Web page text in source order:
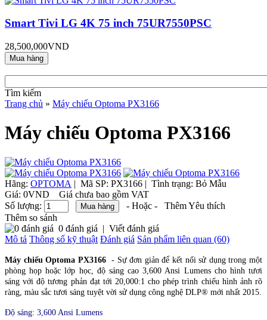
Smart Tivi LG 4K 75 inch 75UR7550PSC
28,500,000VND
Tìm kiếm
Trang chủ » Máy chiếu Optoma PX3166
Máy chiếu Optoma PX3166
Hãng: OPTOMA | Mã SP: PX3166 | Tình trạng: Bỏ Mẫu
Giá: 0VND
Giá chưa bao gồm VAT
Số lượng:
- Hoặc -
Thêm Yêu thích
Thêm so sánh
0 đánh giá | Viết đánh giá
Mô tả Thông số kỹ thuật Đánh giá Sản phẩm liên quan (60)
Máy chiếu Optoma PX3166- Sự đơn giản để kết nối sử dụng trong một
phòng họp hoặc lớp học, độ sáng cao 3,600 Ansi Lumens cho hình tươi
sáng với độ tương phản đạt tới 20,000:1 cho phép trình chiếu hình ảnh rõ
ràng, màu sắc tươi sáng tuyệt vời sử dụng công nghệ DLP® mới nhất 2015.
Độ sáng: 3,600 Ansi Lumens